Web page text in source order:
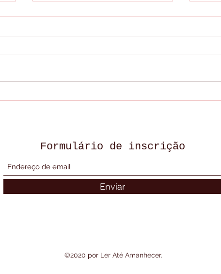
Formulário de inscrição
Enviar
©2020 por Ler Até Amanhecer.